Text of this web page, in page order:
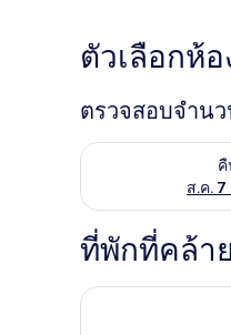
ตัวเลือกห้
ตรวจสอบจำน
ส.ค. 7
ตรวจสอบจำนวนห้
ที่พักที่คล้า
พาร์ค แอนด์พูล รีสอ